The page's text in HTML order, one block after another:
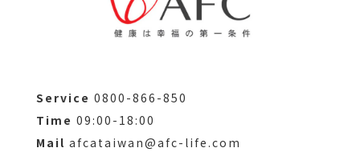
Service 0800-866-850
Time 09:00-18:00
Mail afcataiwan@afc-life.com